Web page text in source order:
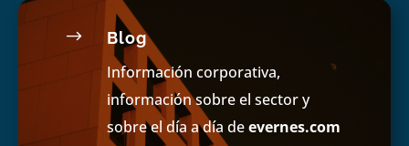
$ Blog
Información corporativa,
información sobre el sector y
sobre el día a día deevernes.com